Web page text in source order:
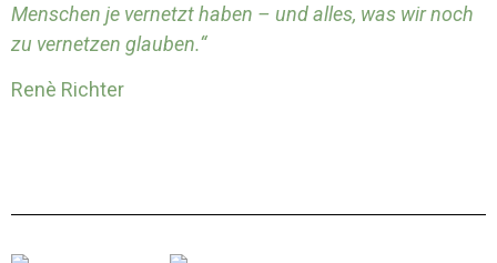
Menschen je vernetzt haben – und alles, was wir noch
zu vernetzen glauben.“
Renè Richter